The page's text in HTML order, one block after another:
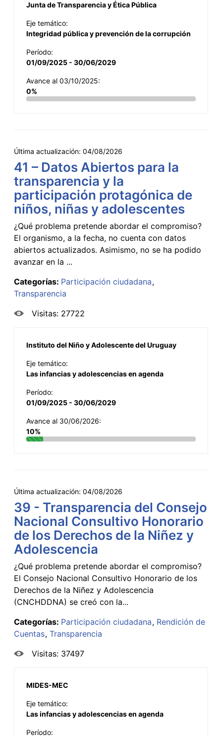
Junta de Transparencia y Ética Pública
Eje temático:
Integridad pública y prevención de la corrupción
Período:
01/09/2025 - 30/06/2029
Avance al 03/10/2025:
0%
Última actualización: 04/08/2026
41 – Datos Abiertos para la
transparencia y la
participación protagónica de
niños, niñas y adolescentes
¿Qué problema pretende abordar el compromiso?
El organismo, a la fecha, no cuenta con datos
abiertos actualizados. Asimismo, no se ha podido
avanzar en la ...
Categorías: Participación ciudadana
Transparencia
Visitas: 27722
Instituto del Niño y Adolescente del Uruguay
Eje temático:
Las infancias y adolescencias en agenda
Período:
01/09/2025 - 30/06/2029
Avance al 30/06/2026:
10%
Última actualización: 04/08/2026
39 - Transparencia del Consejo
Nacional Consultivo Honorario
de los Derechos de la Niñez y
Adolescencia
¿Qué problema pretende abordar el compromiso?
El Consejo Nacional Consultivo Honorario de los
Derechos de la Niñez y Adolescencia
(CNCHDDNA) se creó con la...
Categorías: Participación ciudadana Rendición de
Cuentas Transparencia
Visitas: 37497
MIDES-MEC
Eje temático:
Las infancias y adolescencias en agenda
Período: